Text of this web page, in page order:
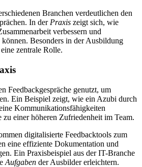
Branchen verdeutlichen den
In der Praxis zeigt sich, wie
verbessern und
können. Besonders in der Ausbildung
zentrale Rolle.
Feedbackgespräche genutzt, um
Ein Beispiel zeigt, wie ein Azubi durch
Kommunikationsfähigkeiten
zu einer höheren Zufriedenheit im Team.
digitalisierte Feedbacktools zum
eine effiziente Dokumentation und
Ein Praxisbeispiel aus der IT-Branche
Aufgaben der Ausbilder erleichtern.